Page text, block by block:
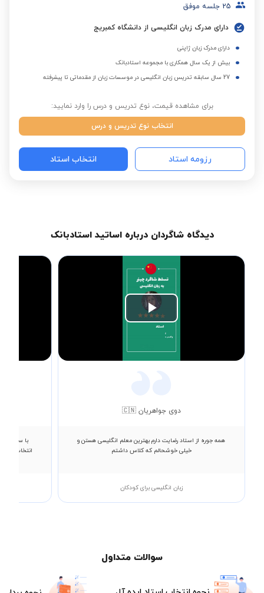
25 جلسه موفق
دارای مدرک زبان انگلیسی از دانشگاه کمبریج
دارای مدرک زبان ژاپنی
بیش از یک سال همکاری با مجموعه استادبانک
27 سال سابقه تدریس زبان انگلیسی در موسسات زبان از مقدماتی تا پیشرفته
برای مشاهده قیمت، نوع تدریس و درس را وارد نمایید:
انتخاب نوع تدریس و درس
رزومه استاد انتخاب استاد
دیدگاه شاگردان درباره اساتید استادبانک
Play
Video
دوی جواهریان 🇨🇳
همه جوره از استاد رضایت دارم بهترین معلم انگلیسی هستن و
خیلی خوشحالم که کلاس داشتم
زبان انگلیسی برای کودکان
با سلام
انتخاب
سوالات متداول